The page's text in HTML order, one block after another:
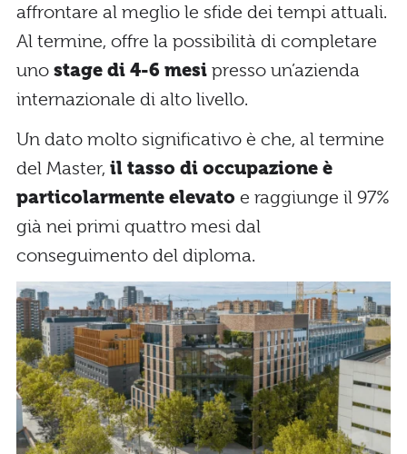
affrontare al meglio le sfide dei tempi attuali.
Al termine, offre la possibilità di completare
uno stage di 4-6 mesi presso un’azienda
internazionale di alto livello.
Un dato molto significativo è che, al termine
del Master, il tasso di occupazione è
particolarmente elevato e raggiunge il 97%
già nei primi quattro mesi dal
conseguimento del diploma.